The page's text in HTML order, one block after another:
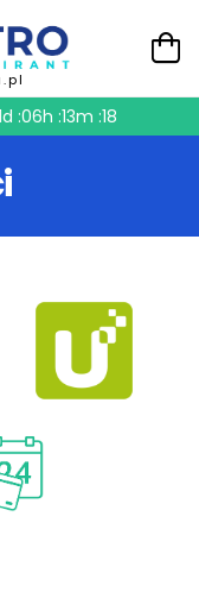
:06h :13m :18